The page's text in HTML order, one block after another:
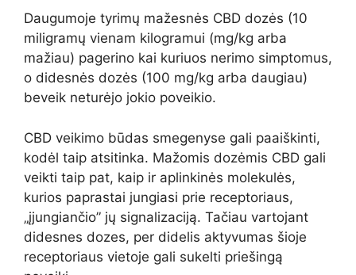
Daugumoje tyrimų mažesnės CBD dozės (10
miligramų vienam kilogramui (mg/kg arba
mažiau) pagerino kai kuriuos nerimo simptomus,
o didesnės dozės (100 mg/kg arba daugiau)
beveik neturėjo jokio poveikio.
CBD veikimo būdas smegenyse gali paaiškinti,
kodėl taip atsitinka. Mažomis dozėmis CBD gali
veikti taip pat, kaip ir aplinkinės molekulės,
kurios paprastai jungiasi prie receptoriaus,
„įjungiančio” jų signalizaciją. Tačiau vartojant
didesnes dozes, per didelis aktyvumas šioje
receptoriaus vietoje gali sukelti priešingą